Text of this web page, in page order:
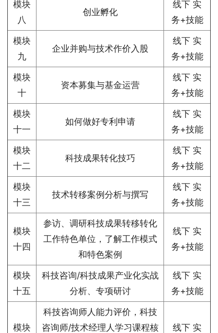
模块
八
创业孵化
线下 实
务+技能
模块
九
企业并购与技术作价入股
线下 实
务+技能
模块
十
资本募集与基金运营
线下 实
务+技能
模块
十一
如何做好专利申请
线下 实
务+技能
模块
十二
科技成果转化技巧
线下 实
务+技能
模块
十三
技术转移案例分析与撰写
线下 实
务+技能
模块
十四
参访、调研科技成果转移转化
工作特色单位，了解工作模式
和特色案例
线下 实
务+技能
模块
十五
科技咨询/科技成果产业化实战
分析、专项研讨
线下 实
务+技能
模块
科技咨询师人能力评价，科技
咨询师/技术经理人学习课程核
线下 实